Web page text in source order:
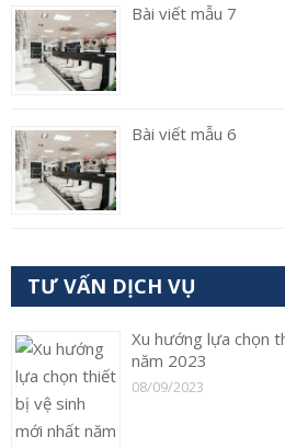
Bài viết mẫu 7
Bài viết mẫu 6
TƯ VẤN DỊCH VỤ
Xu hướng lựa chọn
năm 2023
08/09/2023